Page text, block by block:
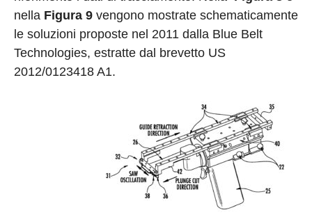
nella Figura 9 vengono mostrate schematicamente
le soluzioni proposte nel 2011 dalla Blue Belt
Technologies, estratte dal brevetto US
2012/0123418 A1.